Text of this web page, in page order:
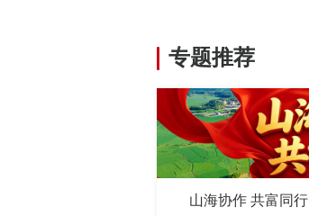
专题推荐
山海协作 共富同行